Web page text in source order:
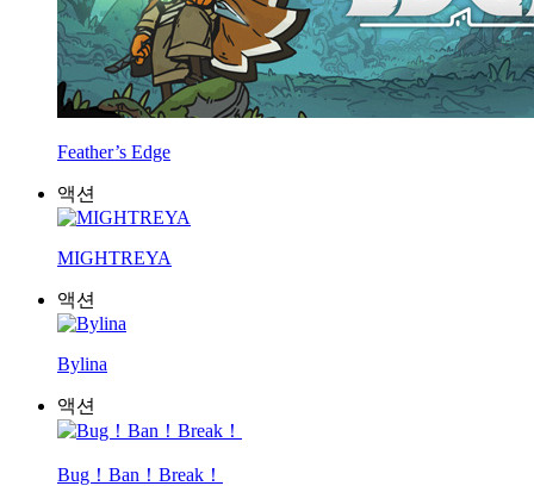
Feather’s Edge
액션
MIGHTREYA
액션
Bylina
액션
Bug！Ban！Break！